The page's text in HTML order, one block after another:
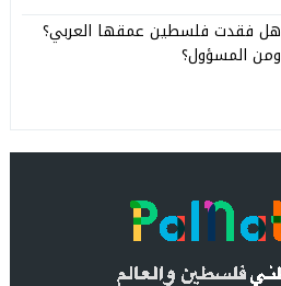
هل فقدت فلسطين عمقها العربي؟
ومن المسؤول؟